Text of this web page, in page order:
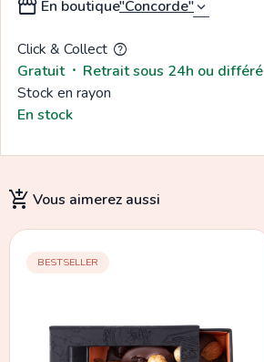
storefront En boutique expand_more
Click & Collect help
Retrait sous 24h ou différé
  ⸱
Gratuit
Stock en rayon
En stock
add_shopping_cart Vous aimerez aussi
BESTSELLER